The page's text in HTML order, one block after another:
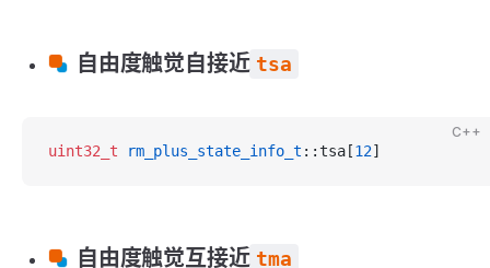
自由度触觉自接近 tsa
C++
uint32_t rm_plus_state_info_t ::tsa[12]
自由度触觉互接近 tma